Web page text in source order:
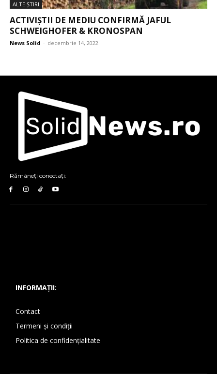
ALTE ŞTIRI
ACTIVIȘTII DE MEDIU CONFIRMĂ JAFUL
SCHWEIGHOFER & KRONOSPAN
News Solid - decembrie 14, 2022
Rămâneți conectați:
INFORMAȚII:
Contact
Termeni și condiții
Politica de confidențialitate